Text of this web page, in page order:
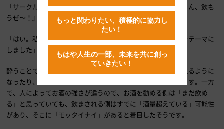
「サークルの飲み会のワンシーンです。『全然飲んでねぇじゃん、飲も
うぜ〜！』」この寸劇に続いてテーマを発表します。
「はい。私たちは、『酔うためだけのお酒はモッタイナイ』をテーマに
しました」
酔うことで人との距離が近づいたり、普段言えないことが言えるように
なったり、色んな人と仲良くなれるといったメリットもあります。一方
で、人によってお酒の強さが違うので、お酒を勧める側は「まだ飲め
る」と思っていても、飲まされる側はすでに「酒量超えている」可能性
があり、そこに「モッタイナイ」があると着目したそうです。
もっと関わりたい、積極的に協力し
たい！
もはや人生の一部、未来を共に創っ
ていきたい！